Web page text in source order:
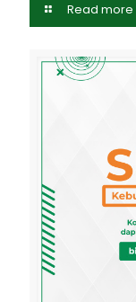
Read more